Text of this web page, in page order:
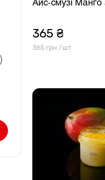
Айс-смузі
365 ₴
365 грн /шт